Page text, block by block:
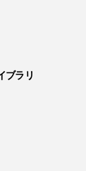
ブラリ